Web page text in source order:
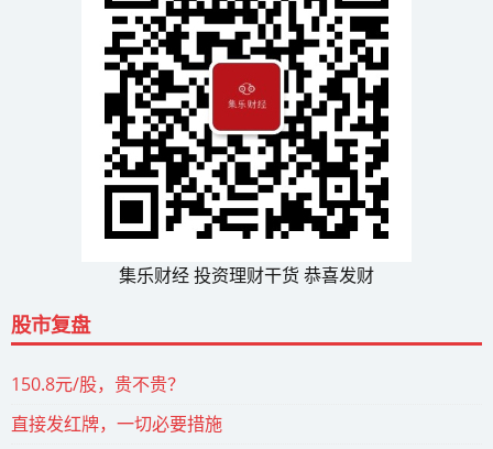
集乐财经 投资理财干货 恭喜发财
股市复盘
150.8元/股，贵不贵？
直接发红牌，一切必要措施